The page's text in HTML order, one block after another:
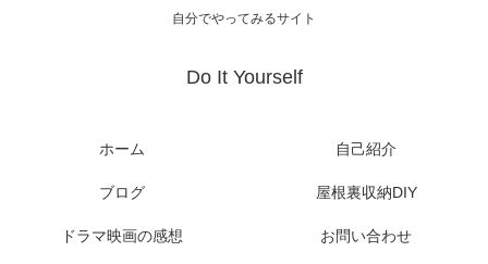
自分でやってみるサイト
Do It Yourself
ホーム 自己紹介
ブログ 屋根裏収納DIY
ドラマ映画の感想 お問い合わせ